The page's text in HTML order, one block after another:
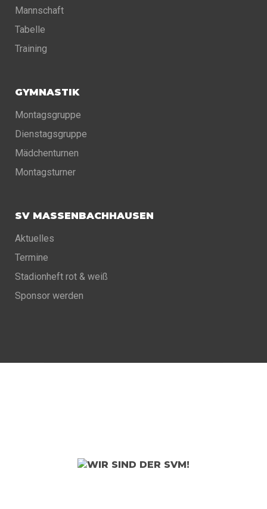
Mannschaft
Tabelle
Training
GYMNASTIK
Montagsgruppe
Dienstagsgruppe
Mädchenturnen
Montagsturner
SV MASSENBACHHAUSEN
Aktuelles
Termine
Stadionheft rot & weiß
Sponsor werden